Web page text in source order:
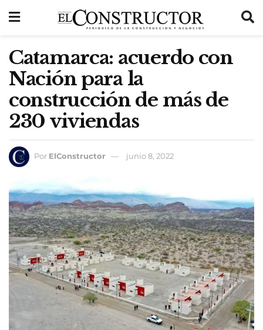
Catamarca: acuerdo con
Nación para la
construcción de más de
230 viviendas
Por ElConstructor junio 8, 2022